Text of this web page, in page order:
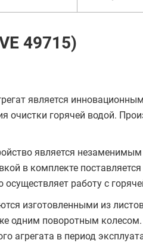
49715)
является
очистки горячей водой.
является
в комплекте
работу с
изготовленными из
одним поворотным
агрегата в период